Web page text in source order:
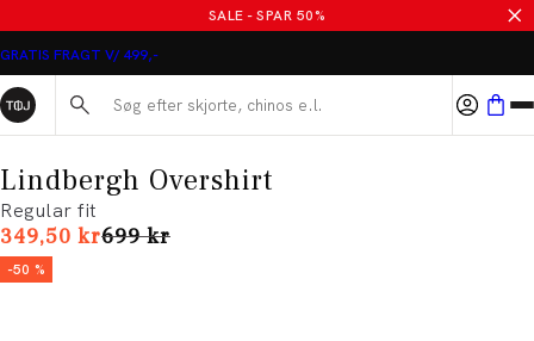
SALE - SPAR 50%
GRATIS FRAGT V/ 499,-
Søg her...
Lindbergh Overshirt
Regular fit
349,50 krI alt (uden rabat)
699 kr
-50 %